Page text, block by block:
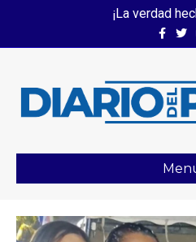
¡La verdad
Facebook